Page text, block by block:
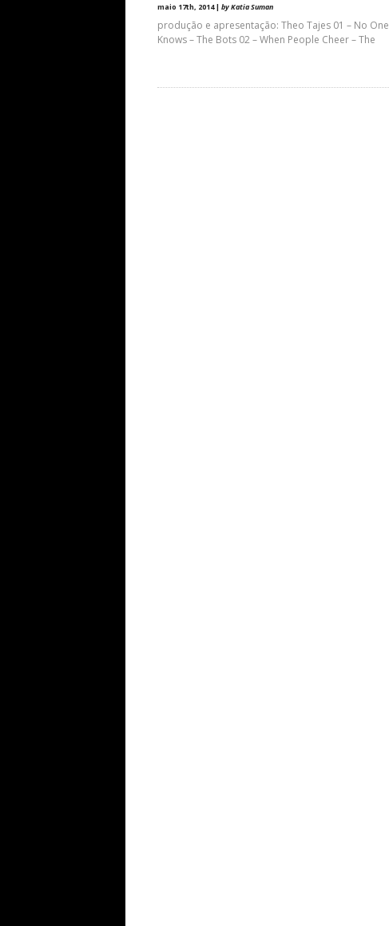
maio 17th, 2014 | by Katia Suman
produção e apresentação: Theo Tajes 01 – No One
Knows – The Bots 02 – When People Cheer – The